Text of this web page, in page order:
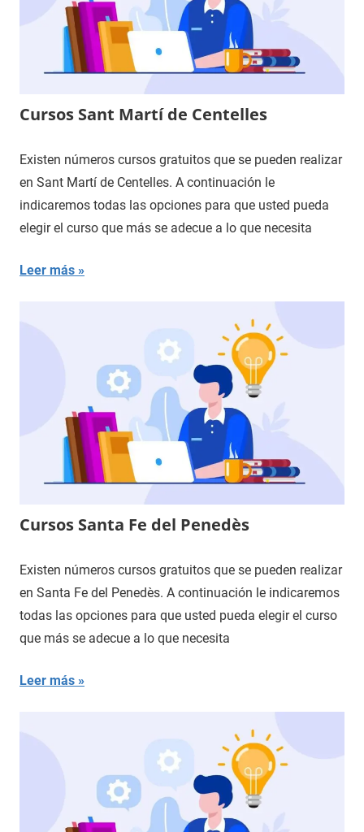
Cursos Sant Martí de Centelles
Existen números cursos gratuitos que se pueden realizar
en Sant Martí de Centelles. A continuación le
indicaremos todas las opciones para que usted pueda
elegir el curso que más se adecue a lo que necesita
Leer más
Cursos Santa Fe del Penedès
Existen números cursos gratuitos que se pueden realizar
en Santa Fe del Penedès. A continuación le indicaremos
todas las opciones para que usted pueda elegir el curso
que más se adecue a lo que necesita
Leer más